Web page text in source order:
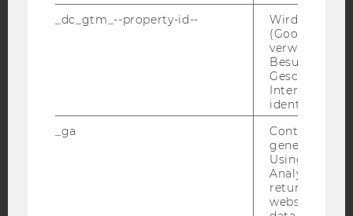
YouTube Newsletter Bluesky
BARRIEREFREIHEITSERKLÄRUNG WEBSEITE
DATENSCHUTZERKLÄRUNG SOCIAL MEDIA
_dc_gtm_--property-id--
Wird von
(Google Tag
verwendet,
Besucher
Geschlecht
Interessen zu
identifizieren.
_ga
Contains a
generated
Using this
Analytics can
returning
website and